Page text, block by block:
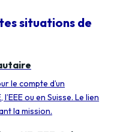
situations de
le compte d’un
ou en Suisse. Le lien
la mission.